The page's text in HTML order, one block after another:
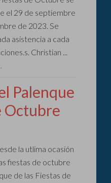
el 29 de septiembre
de 2023. Se
asistencia a cada
Christian ...
Palenque
Octubre
la utlima ocasión
fiestas de octubre
de las Fiestas de